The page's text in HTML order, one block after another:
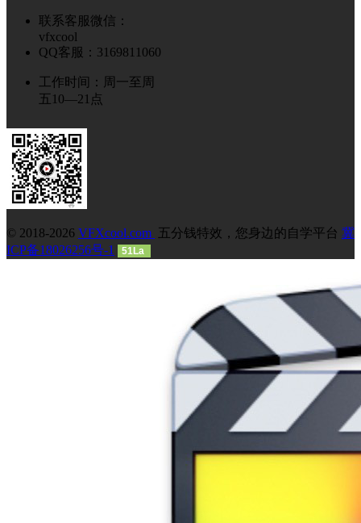
联系客服微信：
vfxcool
QQ客服：3169811060
工作时间：周一至周
五10—21点
© 2018-2026 VFXcool.com 五分钱特效，您身边的自学平台 冀
ICP备18026256号-1
51La